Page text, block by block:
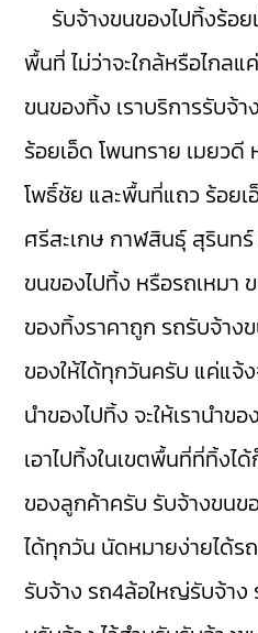
รับจ้างขนของไปทิ้งร้อย
พื้นที่ ไม่ว่าจะใกล้หรือไกลแ
ขนของทิ้ง เราบริการรับจ้า
ร้อยเอ็ด โพนทราย เมยวดี
โพธิ์ชัย และพื้นที่แถว ร้อยเ
ศรีสะเกษ กาฬสินธุ์ สุรินทร์
ขนของไปทิ้ง หรือรถเหมา
ของทิ้งราคาถูก รถรับจ้าง
ของให้ได้ทุกวันครับ แค่แจ้
นำของไปทิ้ง จะให้เรานำข
เอาไปทิ้งในเขตพื้นที่ที่ทิ้ง
ของลูกค้าครับ รับจ้างขนข
ได้ทุกวัน นัดหมายง่ายได้ร
รับจ้าง รถ4ล้อใหญ่รับจ้าง